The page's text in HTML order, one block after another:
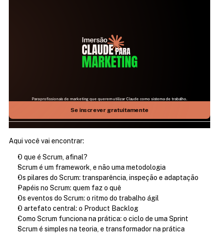
25 DE JULHO | 09H ÀS 17H | AO VIVO NO ZOOM
Aprenda como fazer a IA mais relevante do mundo
trabalhar para você
Para profissionais de marketing que querem utilizar Claude como sistema de trabalho.
Se inscrever gratuitamente
Aqui você vai encontrar:
O que é Scrum, afinal?
Scrum é um framework, e não uma metodologia
Os pilares do Scrum: transparência, inspeção e adaptação
Papéis no Scrum: quem faz o quê
Os eventos do Scrum: o ritmo do trabalho ágil
O artefato central: o Product Backlog
Como Scrum funciona na prática: o ciclo de uma Sprint
Scrum é simples na teoria, e transformador na prática